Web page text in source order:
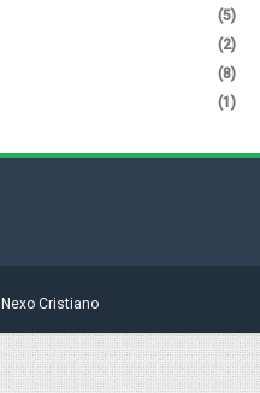
(5)
(2)
(8)
(1)
Nexo Cristiano